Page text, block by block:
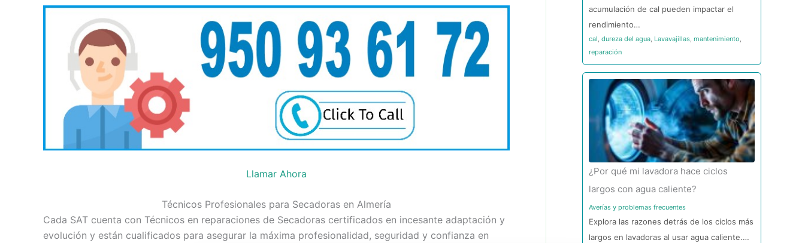
Llamar Ahora
Técnicos Profesionales para Secadoras en Almería
Cada SAT cuenta con Técnicos en reparaciones de Secadoras certificados en incesante adaptación y
evolución y están cualificados para asegurar la máxima profesionalidad, seguridad y confianza en
acumulación de cal pueden impactar el
rendimiento…
cal, dureza del agua, Lavavajillas, mantenimiento,
reparación
¿Por qué mi lavadora hace ciclos
largos con agua caliente?
Averías y problemas frecuentes
Explora las razones detrás de los ciclos más
largos en lavadoras al usar agua caliente.…